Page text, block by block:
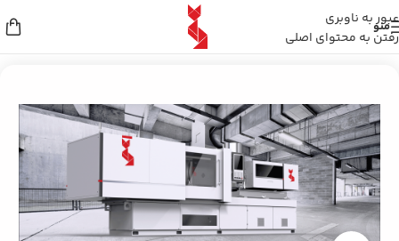
عبور به ناوبری
رفتن به محتوای اصلی
منو
خانه/گردگیر خودرو/ گردگیر سر پلوس